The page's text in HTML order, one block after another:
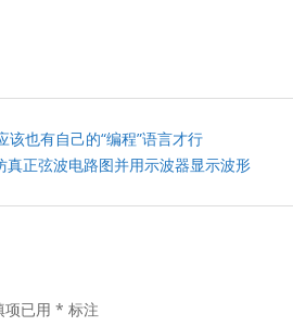
该也有自己的“编程”语言才行
正弦波电路图并用示波器显示波形
项已用 * 标注